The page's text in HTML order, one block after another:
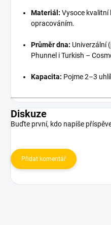
Materiál: Vysoce kvalitní
opracováním.
Průměr dna: Univerzální
Phunnel i Turkish –
Kapacita: Pojme 2–3
Diskuze
Buďte první, kdo napíše
Přidat komentář